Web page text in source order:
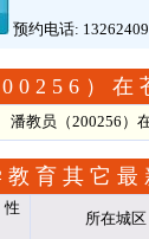
预约电话:
）在
潘教员（200256）
教育其它
性
所在城区